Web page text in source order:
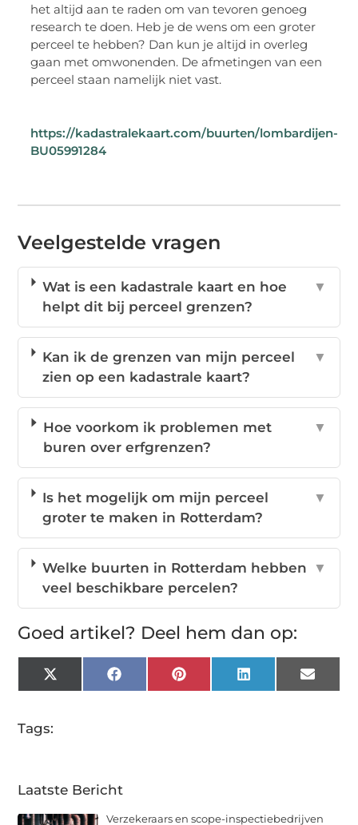
het altijd aan te raden om van tevoren genoeg
research te doen. Heb je de wens om een groter
perceel te hebben? Dan kun je altijd in overleg
gaan met omwonenden. De afmetingen van een
perceel staan namelijk niet vast.
https://kadastralekaart.com/buurten/lombardijen-
BU05991284
Veelgestelde vragen
Wat is een kadastrale kaart en hoe
helpt dit bij perceel grenzen?
▼
Kan ik de grenzen van mijn perceel
zien op een kadastrale kaart?
▼
Hoe voorkom ik problemen met
buren over erfgrenzen?
▼
Is het mogelijk om mijn perceel
groter te maken in Rotterdam?
▼
Welke buurten in Rotterdam hebben
veel beschikbare percelen?
▼
Goed artikel? Deel hem dan op:
X
(Twitter)
FacebookPinterestLinkedInEmail
Tags:
Laatste Bericht
Verzekeraars en scope-inspectiebedrijven